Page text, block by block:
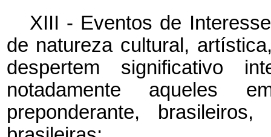
XIII - Eventos de
de natureza cultural,
despertem significativo
notadamente aqueles
preponderante,